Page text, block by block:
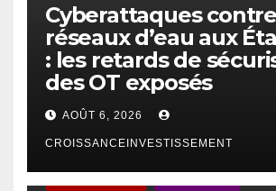
Cyberattaques
réseaux d’eau aux
: les retards de
des OT exposés
AOÛT 6, 2026
CROISSANCEINVESTISSEMENT